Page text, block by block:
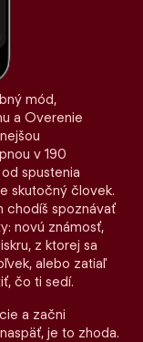
mód,
a Overenie
v 190
spustenia
skutočný človek.
chodíš spoznávať
novú známosť,
z ktorej sa
alebo zatiaľ
čo ti sedí.
a začni
je to zhoda.